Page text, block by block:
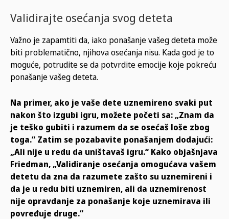
Validirajte osećanja svog deteta
Važno je zapamtiti da, iako ponašanje vašeg deteta može
biti problematično, njihova osećanja nisu. Kada god je to
moguće, potrudite se da potvrdite emocije koje pokreću
ponašanje vašeg deteta.
Na primer, ako je vaše dete uznemireno svaki put
nakon što izgubi igru, možete početi sa: „Znam da
je teško gubiti i razumem da se osećaš loše zbog
toga.“ Zatim se pozabavite ponašanjem dodajući:
„Ali nije u redu da uništavaš igru.“ Kako objašnjava
Friedman, „Validiranje osećanja omogućava vašem
detetu da zna da razumete zašto su uznemireni i
da je u redu biti uznemiren, ali da uznemirenost
nije opravdanje za ponašanje koje uznemirava ili
povređuje druge.“